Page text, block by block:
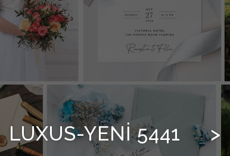
LUXUS-YENI 5441 >